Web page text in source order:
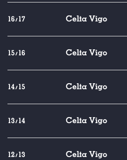
16/17 Celta Vigo
15/16 Celta Vigo
14/15 Celta Vigo
13/14 Celta Vigo
12/13 Celta Vigo